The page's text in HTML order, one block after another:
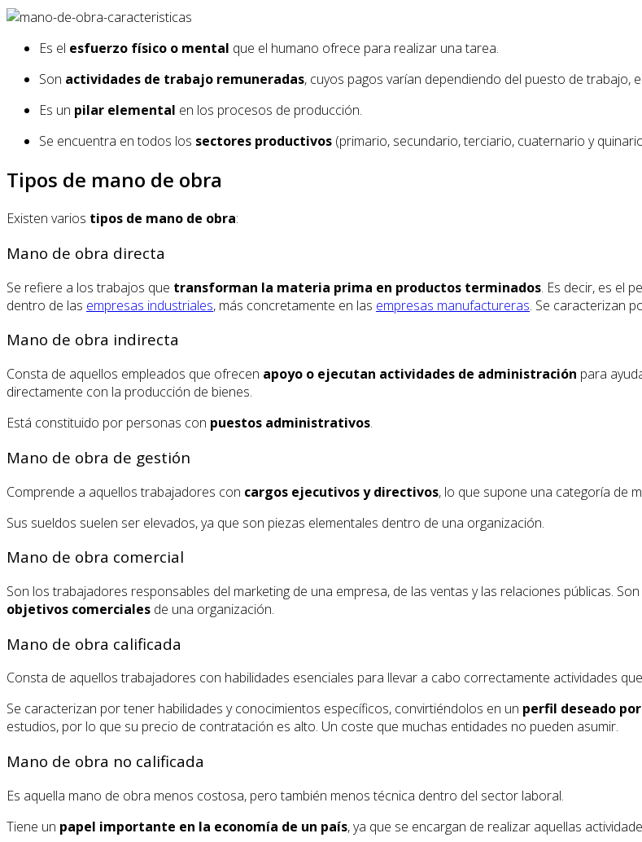
Es el esfuerzo físico o mental que el humano ofrece para realizar una tarea.
Son actividades de trabajo remuneradas, cuyos pagos varían dependiendo del puesto de trabajo,
Es un pilar elemental en los procesos de producción.
Se encuentra en todos los sectores productivos (primario, secundario, terciario, cuaternario y
Tipos de mano de obra
Existen varios tipos de mano de obra:
Mano de obra directa
Se refiere a los trabajos que transforman la materia prima en productos terminados. Es decir, es el
dentro de las empresas industriales, más concretamente en las empresas manufactureras. Se caracterizan
Mano de obra indirecta
Consta de aquellos empleados que ofrecen apoyo o ejecutan actividades de administración para
directamente con la producción de bienes.
Está constituido por personas con puestos administrativos.
Mano de obra de gestión
Comprende a aquellos trabajadores con cargos ejecutivos y directivos, lo que supone una categoría de
Sus sueldos suelen ser elevados, ya que son piezas elementales dentro de una organización.
Mano de obra comercial
Son los trabajadores responsables del marketing de una empresa, de las ventas y las relaciones públicas.
objetivos comerciales de una organización.
Mano de obra calificada
Consta de aquellos trabajadores con habilidades esenciales para llevar a cabo correctamente actividades
Se caracterizan por tener habilidades y conocimientos específicos, convirtiéndolos en un perfil deseado
estudios, por lo que su precio de contratación es alto. Un coste que muchas entidades no pueden asumir.
Mano de obra no calificada
Es aquella mano de obra menos costosa, pero también menos técnica dentro del sector laboral.
Tiene un papel importante en la economía de un país, ya que se encargan de realizar aquellas